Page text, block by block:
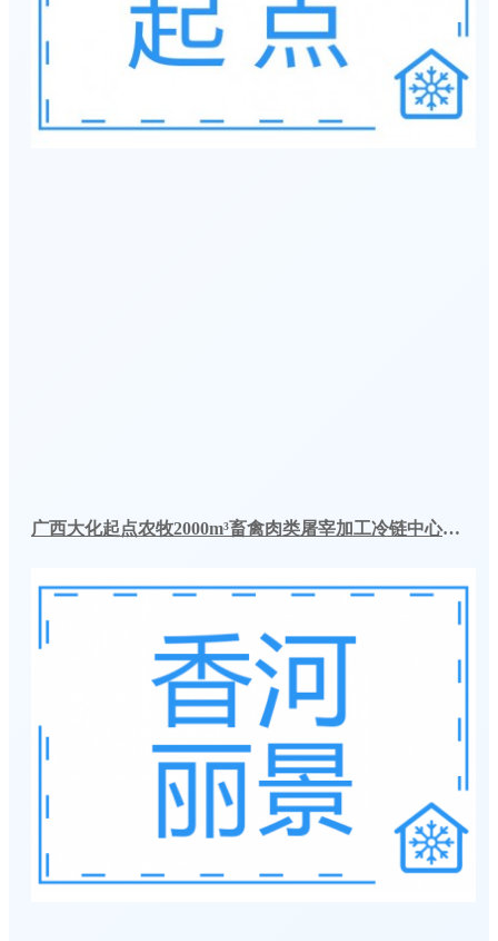
广西大化起点农牧2000m³畜禽肉类屠宰加工冷链中心建造冷库工程案例